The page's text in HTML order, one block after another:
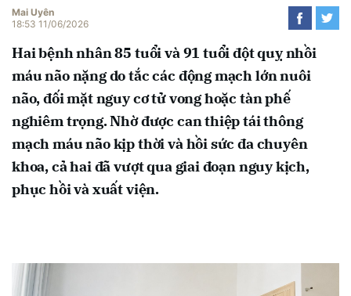
Mai Uyên
18:53 11/06/2026
Hai bệnh nhân 85 tuổi và 91 tuổi đột quỵ nhồi
máu não nặng do tắc các động mạch lớn nuôi
não, đối mặt nguy cơ tử vong hoặc tàn phế
nghiêm trọng. Nhờ được can thiệp tái thông
mạch máu não kịp thời và hồi sức đa chuyên
khoa, cả hai đã vượt qua giai đoạn nguy kịch,
phục hồi và xuất viện.